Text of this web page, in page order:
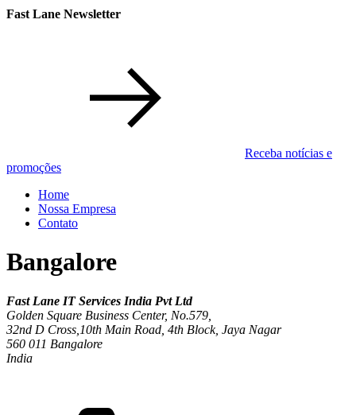
Fast Lane Newsletter
Receba notícias e
promoções
Home
Nossa Empresa
Contato
Bangalore
Fast Lane IT Services India Pvt Ltd
Golden Square Business Center, No.579,
32nd D Cross,10th Main Road, 4th Block, Jaya Nagar
560 011 Bangalore
India